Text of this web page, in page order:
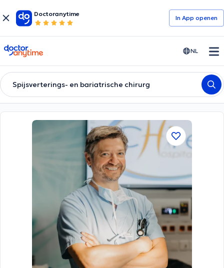
Doctoranytime
In App openen
doctoranytime NL
Spijsverterings- en bariatrische chirurg